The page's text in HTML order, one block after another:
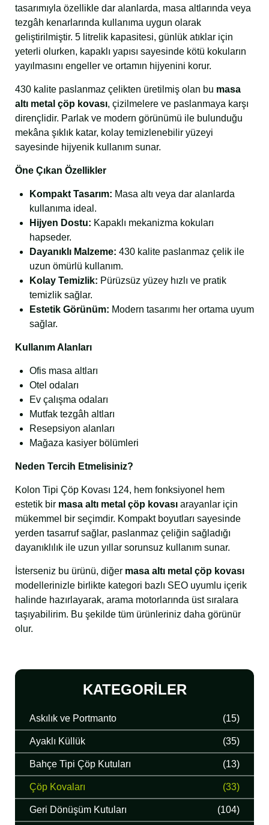
KATEGORILER
Askılık ve Portmanto (15)
Ayaklı Küllük (35)
Bahçe Tipi Çöp Kutuları (13)
Çöp Kovaları (33)
Geri Dönüşüm Kutuları (104)
tasarımıyla özellikle dar alanlarda, masa altlarında veya
tezgâh kenarlarında kullanıma uygun olarak
geliştirilmiştir. 5 litrelik kapasitesi, günlük atıklar için
yeterli olurken, kapaklı yapısı sayesinde kötü kokuların
yayılmasını engeller ve ortamın hijyenini korur.
430 kalite paslanmaz çelikten üretilmiş olan bu masa
altı metal çöp kovası, çizilmelere ve paslanmaya karşı
dirençlidir. Parlak ve modern görünümü ile bulunduğu
mekâna şıklık katar, kolay temizlenebilir yüzeyi
sayesinde hijyenik kullanım sunar.
Öne Çıkan Özellikler
Kompakt Tasarım: Masa altı veya dar alanlarda
kullanıma ideal.
Hijyen Dostu: Kapaklı mekanizma kokuları
hapseder.
Dayanıklı Malzeme: 430 kalite paslanmaz çelik ile
uzun ömürlü kullanım.
Kolay Temizlik: Pürüzsüz yüzey hızlı ve pratik
temizlik sağlar.
Estetik Görünüm: Modern tasarımı her ortama uyum
sağlar.
Kullanım Alanları
Ofis masa altları
Otel odaları
Ev çalışma odaları
Mutfak tezgâh altları
Resepsiyon alanları
Mağaza kasiyer bölümleri
Neden Tercih Etmelisiniz?
Kolon Tipi Çöp Kovası 124, hem fonksiyonel hem
estetik bir masa altı metal çöp kovası arayanlar için
mükemmel bir seçimdir. Kompakt boyutları sayesinde
yerden tasarruf sağlar, paslanmaz çeliğin sağladığı
dayanıklılık ile uzun yıllar sorunsuz kullanım sunar.
İsterseniz bu ürünü, diğer masa altı metal çöp kovası
modellerinizle birlikte kategori bazlı SEO uyumlu içerik
halinde hazırlayarak, arama motorlarında üst sıralara
taşıyabilirim. Bu şekilde tüm ürünleriniz daha görünür
olur.